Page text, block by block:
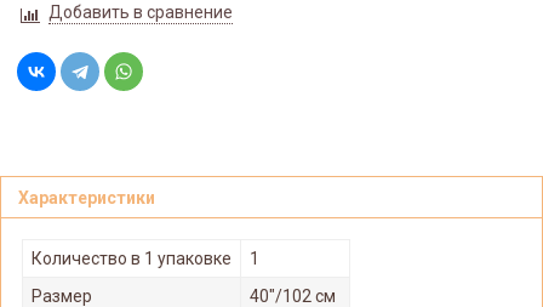
Добавить в сравнение
Характеристики
Количество в 1 упаковке
1
Размер
40"/102 см